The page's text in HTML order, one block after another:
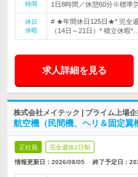
時間
1日8時間／休憩60分※標準
休日
休暇
# ★年間休日125日★* 完全
（14日～21日）* 積立休暇*…
求人詳細を見る
株式会社メイテック | プライム上場
航空機（民間機、ヘリ＆固定翼
正社員 完全週休2日制
情報更新日：2026/08/05 終了予定日：